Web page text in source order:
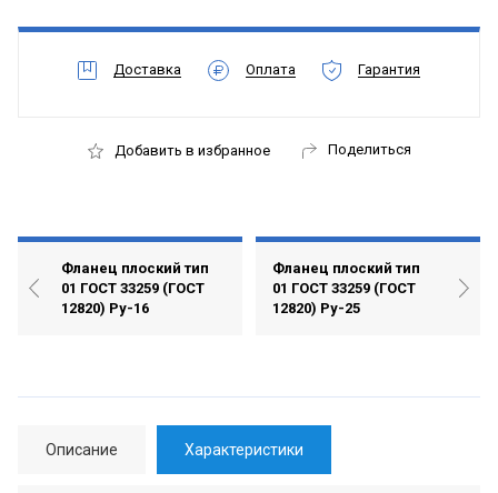
Доставка Оплата Гарантия
Добавить в избранное Поделиться
Фланец плоский тип
01 ГОСТ 33259 (ГОСТ
12820) Ру-16
Фланец плоский тип
01 ГОСТ 33259 (ГОСТ
12820) Ру-25
Описание Характеристики